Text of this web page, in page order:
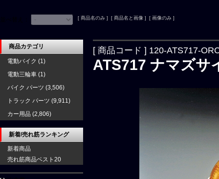
[ 商品名のみ ] [ 商品名と画像 ] [ 画像のみ ]
[ 商品コード ] 120-ATS717-
ATS717 ナマズサ
商品カテゴリ
電動バイク (1)
電動三輪車 (1)
バイク パーツ (3,506)
トラック パーツ (9,911)
カー用品 (2,806)
新着/売れ筋ランキング
新着商品
売れ筋商品ベスト20